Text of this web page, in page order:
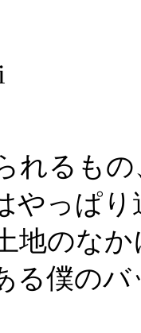
れるも
やっぱり
地のな
る僕の